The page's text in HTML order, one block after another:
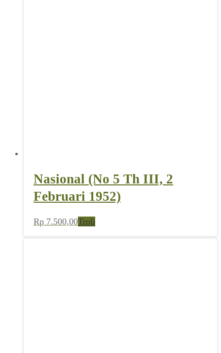
Nasional (No 5 Th III, 2
Februari 1952)
Rp 7.500,00Troli